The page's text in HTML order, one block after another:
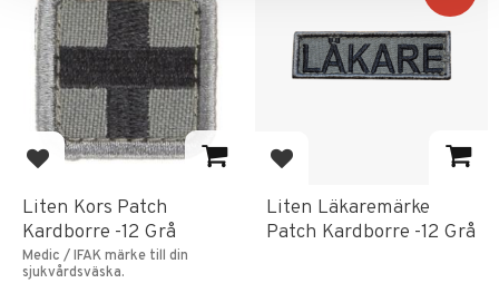
Lägg till i favoriter
Liten Kors Patch
Kardborre -12 Grå
Medic / IFAK märke till din
sjukvårdsväska.
Lägg till i favoriter
Liten Läkaremärke
Patch Kardborre -12 Grå